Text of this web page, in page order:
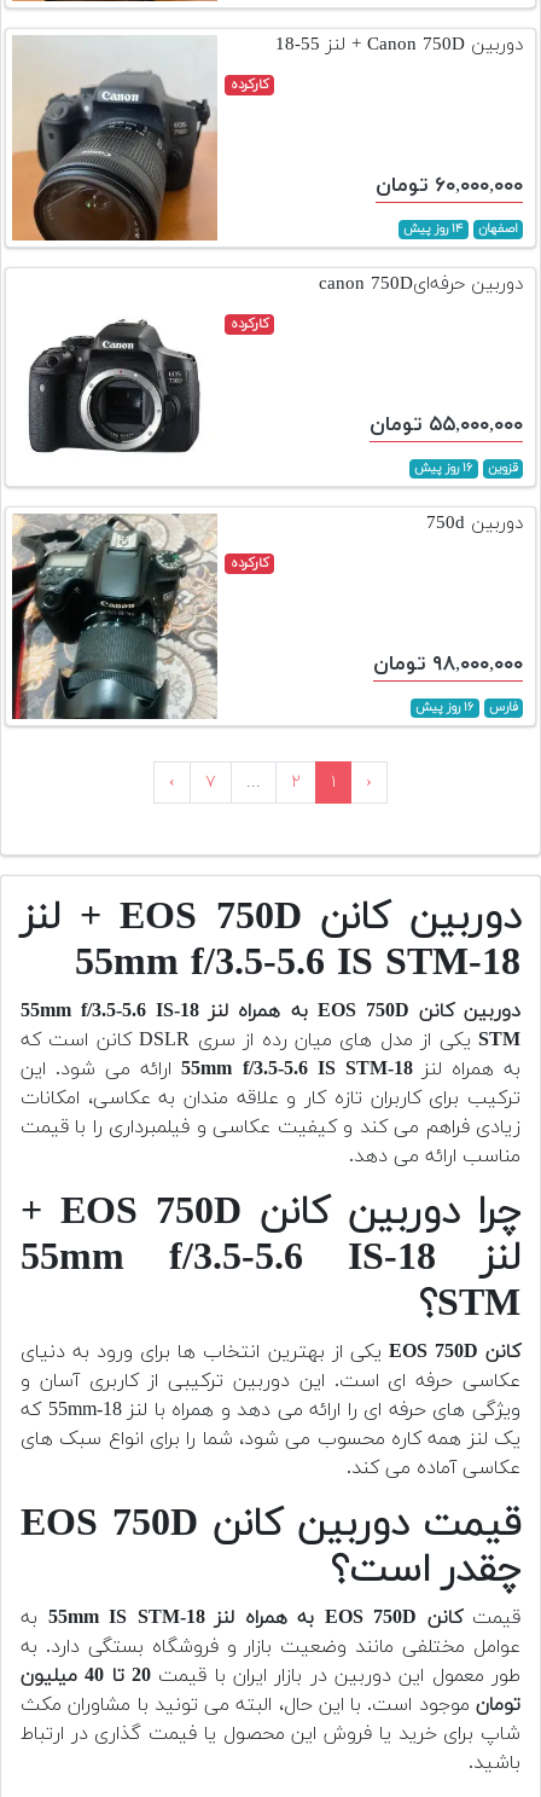
دوربین Canon 750D + لنز 55-18
کارکرده
۶۰,۰۰۰,۰۰۰ تومان
اصفهان ۱۴ روز پیش
دوربین حرفه‌ایcanon 750D
کارکرده
۵۵,۰۰۰,۰۰۰ تومان
قزوین ۱۶ روز پیش
دوربین 750d
کارکرده
۹۸,۰۰۰,۰۰۰ تومان
فارس ۱۶ روز پیش
‹ ۱ ۲ ... ۷ ›
دوربین کانن EOS 750D + لنز
18-55mm f/3.5-5.6 IS STM
دوربین کانن EOS 750D به همراه لنز 18-55mm f/3.5-5.6 IS
STM
یکی از مدل های میان رده از سری DSLR کانن است که
به همراه لنز18-55mm f/3.5-5.6 IS STM
ارائه می شود. این
ترکیب برای کاربران تازه کار و علاقه مندان به عکاسی، امکانات
زیادی فراهم می کند و کیفیت عکاسی و فیلمبرداری را با قیمت
مناسب ارائه می دهد.
چرا دوربین کانن EOS 750D +
لنز 18-55mm f/3.5-5.6 IS
STM؟
کانن EOS 750D
یکی از بهترین انتخاب ها برای ورود به دنیای
عکاسی حرفه ای است. این دوربین ترکیبی از کاربری آسان و
ویژگی های حرفه ای را ارائه می دهد و همراه با لنز 18-55mm که
یک لنز همه کاره محسوب می شود، شما را برای انواع سبک های
عکاسی آماده می کند.
قیمت دوربین کانن EOS 750D
چقدر است؟
قیمتکانن EOS 750D به همراه لنز 18-55mm IS STM
به
عوامل مختلفی مانند وضعیت بازار و فروشگاه بستگی دارد. به
طور معمول این دوربین در بازار ایران با قیمت
20 تا 40 میلیون
تومانموجود است. با این حال، البته می تونید با مشاوران مکث
شاپ برای خرید یا فروش این محصول یا فیمت گذاری در ارتباط
باشید.